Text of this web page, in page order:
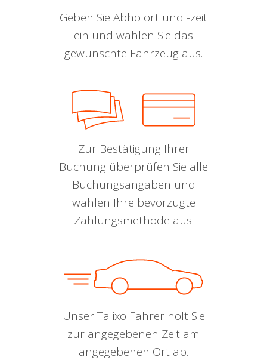
Geben Sie Abholort und -zeit
ein und wählen Sie das
gewünschte Fahrzeug aus.
Zur Bestätigung Ihrer
Buchung überprüfen Sie alle
Buchungsangaben und
wählen Ihre bevorzugte
Zahlungsmethode aus.
Unser Talixo Fahrer holt Sie
zur angegebenen Zeit am
angegebenen Ort ab.